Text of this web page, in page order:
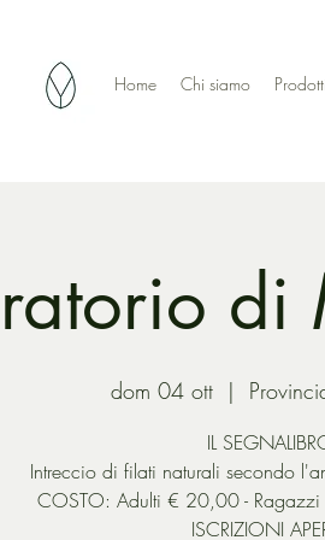
Home Chi siamo Prodotti
di
dom 04 ott
  |
IL
Intreccio di filati naturali secondo
COSTO: Adulti € 20,00 -
ISCRIZIONI